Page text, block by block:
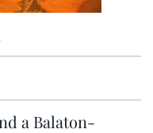
a Balaton-